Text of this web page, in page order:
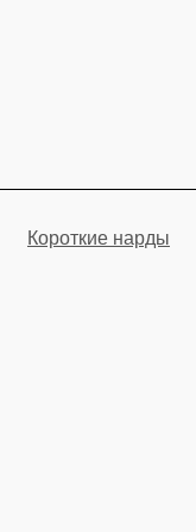
Короткие нарды